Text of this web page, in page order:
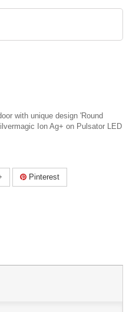
with unique design 'Round
Ion Ag+ on Pulsator LED
Pinterest